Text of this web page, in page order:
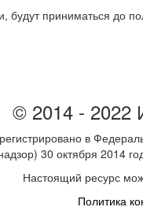
будут приниматься до
© 2014 - 2022
в
30 октября 2014
Настоящий ресурс
Политика